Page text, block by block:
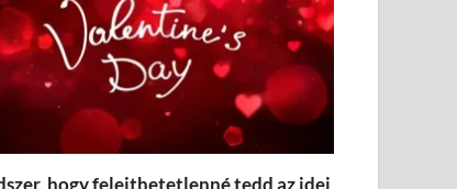
hogy felejthetetlenné tedd az idei